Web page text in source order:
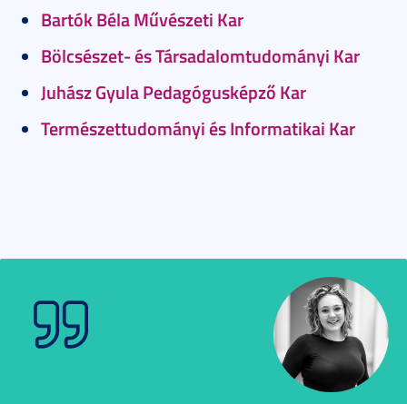
Bartók Béla Művészeti Kar
Bölcsészet- és Társadalomtudományi Kar
Juhász Gyula Pedagógusképző Kar
Természettudományi és Informatikai Kar